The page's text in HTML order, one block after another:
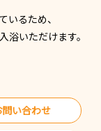
いるため、
浴いただけます。
問い合わせ